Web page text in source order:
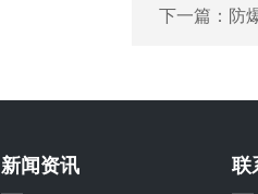
下一篇： 防
新闻资讯 联